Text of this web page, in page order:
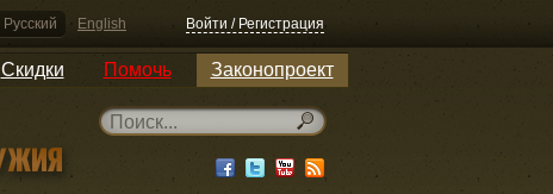
Русский English Войти / Регистрация
Скидки Помочь Законопроект